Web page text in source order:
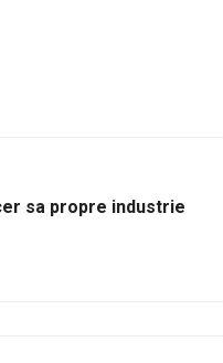
sa propre industrie